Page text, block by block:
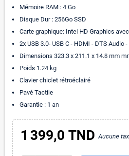
Mémoire RAM : 4 Go
Disque Dur : 256Go SSD
Carte graphique: Intel HD Graphics
2x USB 3.0- USB C - HDMI - DTS Audio
Dimensions 323.3 x 211.1 x 14.8 mm
Poids 1.24 kg
Clavier chiclet rétroéclairé
Pavé Tactile
Garantie : 1 an
1 399,0 TNDAucune